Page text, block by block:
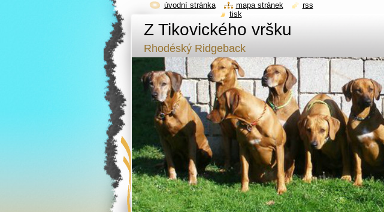
Z Tikovického vršku
Rhodéský Ridgeback
úvodní stránka mapa stránek
rss
tisk